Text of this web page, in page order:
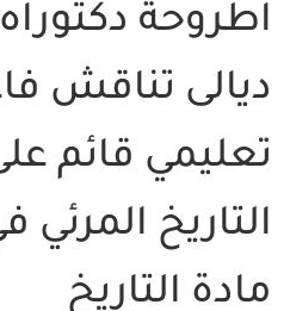
اطروحة
ديالى تناقش
تعليمي قائم
التاريخ
مادة التاريخ